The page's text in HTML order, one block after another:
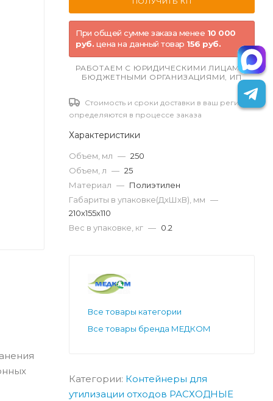
При общей сумме заказа менее 10 000
руб. цена на данный товар 156 руб.
РАБОТАЕМ С ЮРИДИЧЕСКИМИ ЛИЦАМИ,
БЮДЖЕТНЫМИ ОРГАНИЗАЦИЯМИ, ИП
Стоимость и сроки доставки в ваш регион
определяются в процессе заказа
Характеристики
Объем, мл — 250
Объем, л — 25
Материал — Полиэтилен
Габариты в упаковке(ДxШxВ), мм —
210х155х110
Вес в упаковке, кг — 0.2
Все товары категории
Все товары бренда МЕДКОМ
Категории: Контейнеры для
утилизации отходов РАСХОДНЫЕ